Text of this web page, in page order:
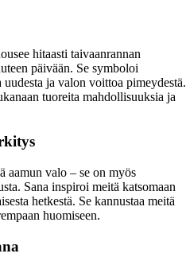
hitaasti taivaanrannan
päivään. Se symboloi
ja valon voittoa pimeydestä.
tuoreita mahdollisuuksia ja
aamun valo – se on myös
Sana inspiroi meitä katsomaan
hetkestä. Se kannustaa meitä
huomiseen.